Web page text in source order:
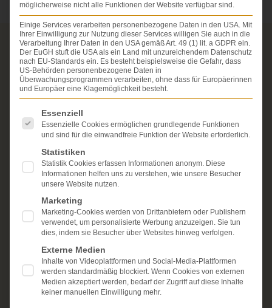
Über die Schmerzensgeld-Spezialisten
Seit über 25 Jahren vertreten wir als Fachanwälte
ausschließlich Geschädigte bei schweren
Personenschäden. Wir verfügen über ausgewiesene
Erfahrung im Arzthaftungsrecht, bei Unfallfolgen und
bei der Durchsetzung von Schmerzensgeld- und
Schadensersatzansprüchen.Ihr Recht steht für uns
Mehr erfahren:
Unsere Kanzlei
Schmerzensgeld
Kostenlose Erstberatung
möglicherweise nicht alle Funktionen der Website verfügbar sind.
Einige Services verarbeiten personenbezogene Daten in den USA. Mit
Ihrer Einwilligung zur Nutzung dieser Services willigen Sie auch in die
Verarbeitung Ihrer Daten in den USA gemäß Art. 49 (1) lit. a GDPR ein.
Der EuGH stuft die USA als ein Land mit unzureichendem Datenschutz
nach EU-Standards ein. Es besteht beispielsweise die Gefahr, dass
US-Behörden personenbezogene Daten in
Überwachungsprogrammen verarbeiten, ohne dass für Europäerinnen
und Europäer eine Klagemöglichkeit besteht.
Es folgt eine Liste der Service-Gruppen, für die eine
Essenziell
Essenzielle Cookies ermöglichen grundlegende Funktionen
und sind für die einwandfreie Funktion der Website erforderlich.
Statistiken
Statistik Cookies erfassen Informationen anonym. Diese
Informationen helfen uns zu verstehen, wie unsere Besucher
unsere Website nutzen.
Marketing
Marketing-Cookies werden von Drittanbietern oder Publishern
verwendet, um personalisierte Werbung anzuzeigen. Sie tun
dies, indem sie Besucher über Websites hinweg verfolgen.
Externe Medien
Inhalte von Videoplattformen und Social-Media-Plattformen
werden standardmäßig blockiert. Wenn Cookies von externen
Medien akzeptiert werden, bedarf der Zugriff auf diese Inhalte
keiner manuellen Einwilligung mehr.